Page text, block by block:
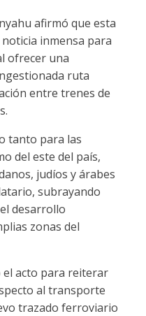
afirmó que esta
inmensa para
ofrecer una
ruta
entre trenes de
tanto para las
del este del país,
judíos y árabes
subrayando
desarrollo
zonas del
acto para reiterar
al transporte
trazado ferroviario